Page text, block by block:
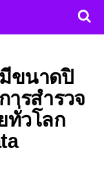
ขนาดปิ
ารสำรวจ
ทั่วโลก